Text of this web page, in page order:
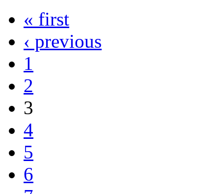
« first
‹ previous
1
2
3
4
5
6